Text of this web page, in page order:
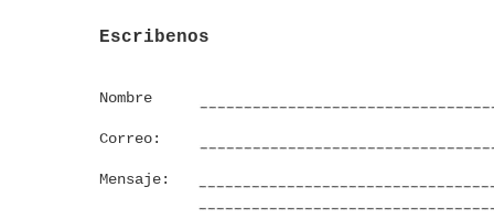
Escribenos
Nombre
Correo:
Mensaje: